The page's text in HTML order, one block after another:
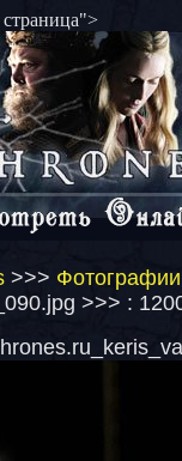
страница">
>>>
>>> :